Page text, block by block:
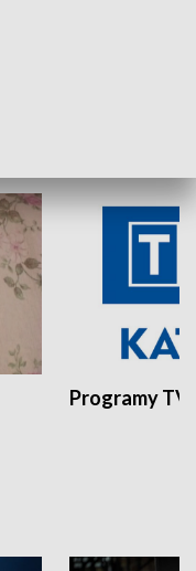
Programy